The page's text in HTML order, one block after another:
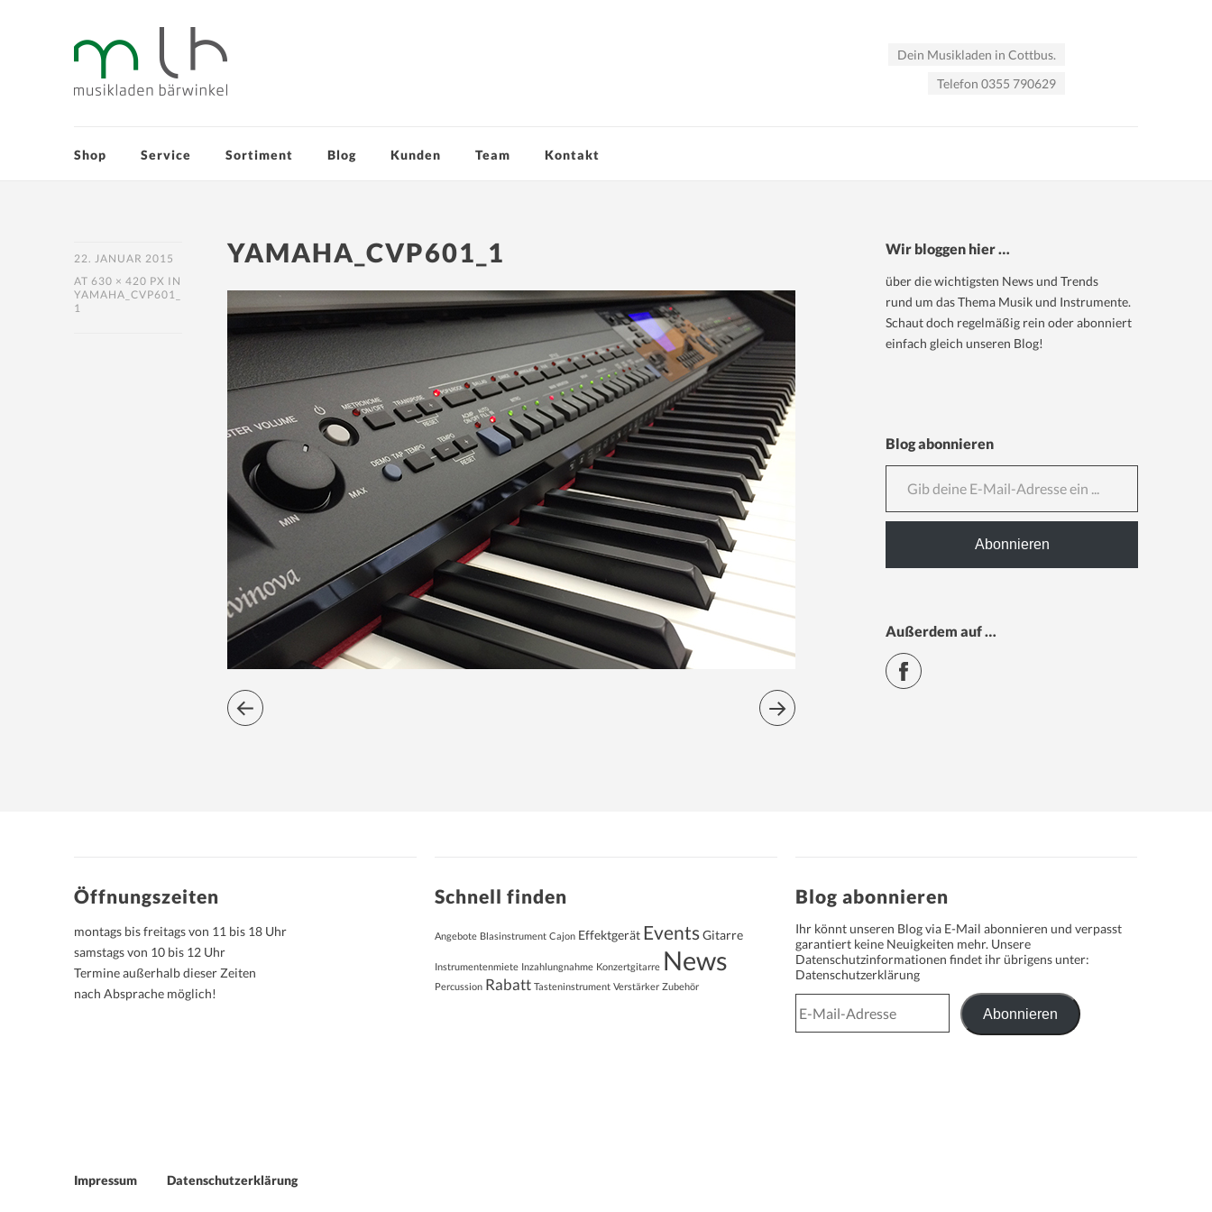
Dein Musikladen in Cottbus.
Telefon 0355 790629
Shop Service Sortiment Blog Kunden Team Kontakt
22. JANUAR 2015
AT 630 × 420 PX IN
YAMAHA_CVP601_
1
YAMAHA_CVP601_1 Wir bloggen hier …
über die wichtigsten News und Trends
rund um das Thema Musik und Instrumente.
Schaut doch regelmäßig rein oder abonniert
einfach gleich unseren Blog!
Blog abonnieren
Gib deine E-Mail-Adresse ein ...
Abonnieren
Außerdem auf …
Facebook
Öffnungszeiten
montags bis freitags von 11 bis 18 Uhr
samstags von 10 bis 12 Uhr
Termine außerhalb dieser Zeiten
nach Absprache möglich!
Schnell finden
Angebote Blasinstrument Cajon Effektgerät EventsGitarre
Instrumentenmiete Inzahlungnahme Konzertgitarre News
Percussion Rabatt Tasteninstrument Verstärker Zubehör
Blog abonnieren
Ihr könnt unseren Blog via E-Mail abonnieren und verpasst
garantiert keine Neuigkeiten mehr. Unsere
Datenschutzinformationen findet ihr übrigens unter:
Datenschutzerklärung
Mail-
Adresse
Abonnieren
Impressum Datenschutzerklärung